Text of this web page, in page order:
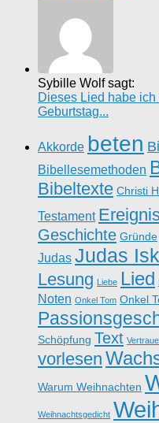
Sybille Wolf sagt:
Dieses Lied habe
Geburtstag...
Akkorde beten
Bibellesemethoden
Bibeltexte Christi
Testament
Geschichte Gründe
Judas Judas
Lesung Liebe Lied
Noten Onkel Tom Onkel
Schöpfung Text
vorlesen
Warum Weihnachten
Weihnachtsgedicht